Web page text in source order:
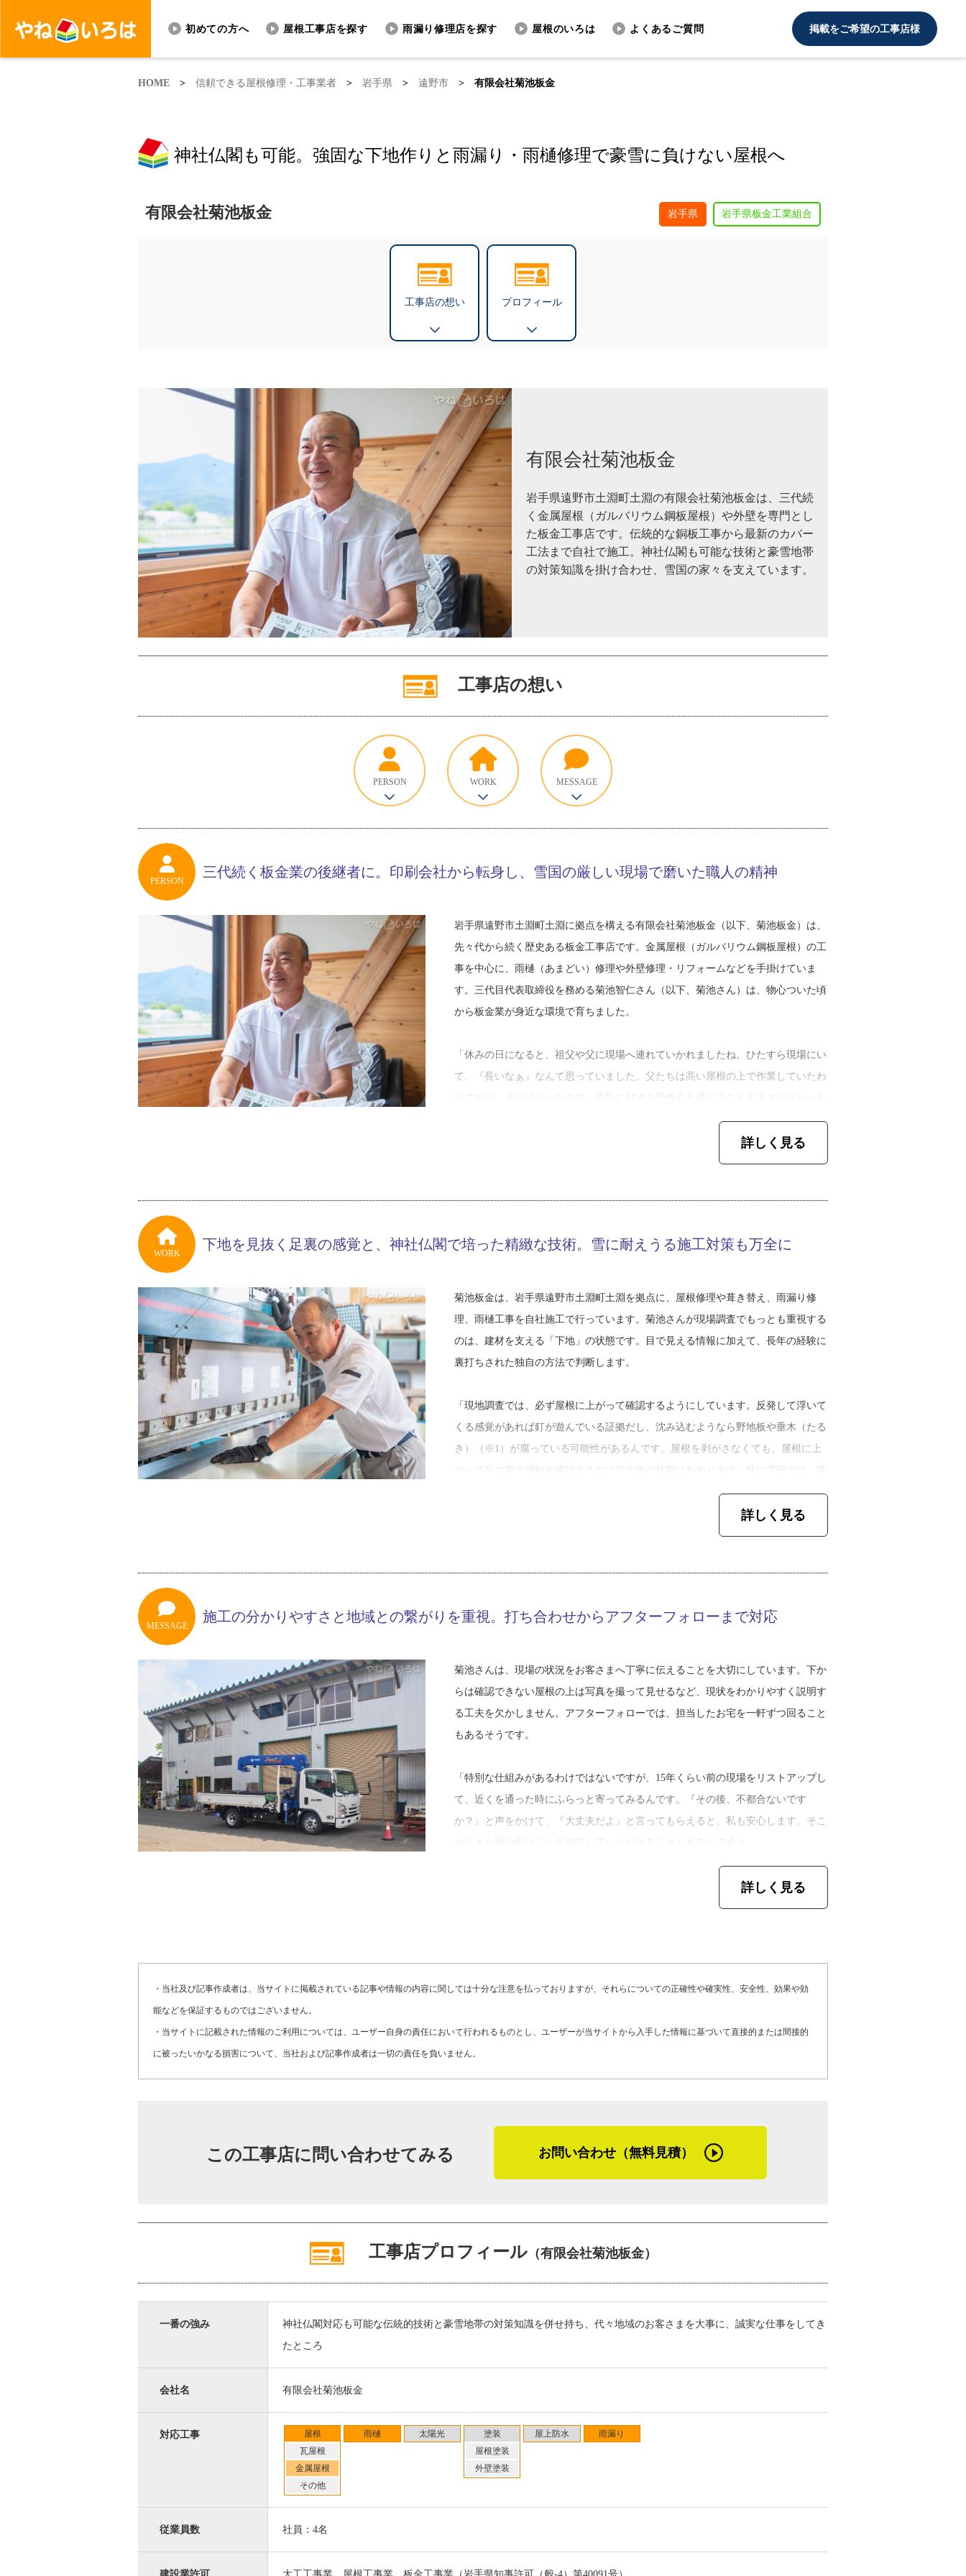
初めての方へ 屋根工事店を探す 雨漏り修理店を探す 屋根のいろは よくあるご質問 掲載をご希望の工事店様
工事店番号 Y03-AZI
HOME > 信頼できる屋根修理・工事業者 > 岩手県 > 遠野市 > 有限会社菊池板金
神社仏閣も可能。強固な下地作りと雨漏り・雨樋修理で豪雪に負けない屋根へ
有限会社菊池板金 岩手県 岩手県板金工業組合
工事店の想い プロフィール
有限会社菊池板金
岩手県遠野市土淵町土淵の有限会社菊池板金は、三代続
く金属屋根（ガルバリウム鋼板屋根）や外壁を専門とし
た板金工事店です。伝統的な銅板工事から最新のカバー
工法まで自社で施工。神社仏閣も可能な技術と豪雪地帯
の対策知識を掛け合わせ、雪国の家々を支えています。
工事店の想い
PERSON WORK MESSAGE
PERSON
三代続く板金業の後継者に。印刷会社から転身し、雪国の厳しい現場で磨いた職人の精神
岩手県遠野市土淵町土淵に拠点を構える有限会社菊池板金（以下、菊池板金）は、
先々代から続く歴史ある板金工事店です。金属屋根（ガルバリウム鋼板屋根）の工
事を中心に、雨樋（あまどい）修理や外壁修理・リフォームなどを手掛けていま
す。三代目代表取締役を務める菊池智仁さん（以下、菊池さん）は、物心ついた頃
から板金業が身近な環境で育ちました。
「休みの日になると、祖父や父に現場へ連れていかれましたね。ひたすら現場にい
て、『長いなぁ』なんて思っていました。父たちは高い屋根の上で作業していたわ
です。中学生ぐらいから段々と内容を理解し、仕事を手伝うようになりました」
手伝いはするものの家業を継ぐつもりはなく、高校を卒業した菊池さんは印刷会社
「勤めていた会社は一日中ずっと工場にいる環境で、自分には向いていなかったん
ました。当初は父だけでなく従業員さんからも技術を教わって、よく叱られました
ね。だけど今まで続けられたのは、屋根だったり雨樋だったり、毎日違う現場へ行
く仕事が性に合っていたんだと思います」
市は降雪量が多い地域です。冬の厳しさは、職人としての忍耐力を問われるもので
した。
「遠野の冬はマイナス20度にもなります。すると、持っているハサミが開かなくな
れがちですが、公共工事は追い込み時期でもあります。過酷な環境のときもあるけ
2019年、菊池さんは代表取締役に就任しました。一時は、長年勤めた従業員が独立
改善を進めてきました。
詳しく見る
WORK
下地を見抜く足裏の感覚と、神社仏閣で培った精緻な技術。雪に耐えうる施工対策も万全に
菊池板金は、岩手県遠野市土淵町土淵を拠点に、屋根修理や葺き替え、雨漏り修
理、雨樋工事を自社施工で行っています。菊池さんが現場調査でもっとも重視する
のは、建材を支える「下地」の状態です。目で見える情報に加えて、長年の経験に
裏打ちされた独自の方法で判断します。
「現地調査では、必ず屋根に上がって確認するようにしています。反発して浮いて
くる感覚があれば釘が遊んでいる証拠だし、沈み込むようなら野地板や垂木（たる
き）（※1）が腐っている可能性があるんです。屋根を剥がさなくても、屋根に上
屋根の施工で気をつけている点を尋ねたところ、完成後には見えなくなってしまう
屋根の上を歩くことで、古い釘が突き破って穴が開くことがあるんです。そういう
が、そこは常に意識していますね」
菊池板金には、神社仏閣の新築および葺き替えに関する依頼も寄せられます。菊池
さんは20代の頃に、神社仏閣専門の職人さんのもとで銅板工事を勉強しました。現
「銅板は気温によって伸縮するので、その動きを計算した特殊な細工が必要です。
幅を持たせつつ、雨を絶対に漏らさないようにする。また、多くの職人が入る現場
では、一人ひとりのやり方が違うので、どうしてもムラが出てしまうんです。それ
えて屋根を守っています。
より落雪防止効果の高い『スノーネット』の設置も提案しています。雨樋修理に関
しても、金具の高さをなるべく低めに取り付けるのが鉄則です。下げすぎると雨水
するなど、施工中の材料管理にも細心の注意を払っているとのこと。そうした小さ
な積み重ねが現場の安全と品質に繋がっています。
※1 垂木・・・屋根の骨組みの一種
詳しく見る
MESSAGE
施工の分かりやすさと地域との繋がりを重視。打ち合わせからアフターフォローまで対応
菊池さんは、現場の状況をお客さまへ丁寧に伝えることを大切にしています。下か
らは確認できない屋根の上は写真を撮って見せるなど、現状をわかりやすく説明す
る工夫を欠かしません。アフターフォローでは、担当したお宅を一軒ずつ回ること
もあるそうです。
「特別な仕組みがあるわけではないですが、15年くらい前の現場をリストアップし
て、近くを通った時にふらっと寄ってみるんです。『その後、不都合ないです
か？』と声をかけて、『大丈夫だよ』と言ってもらえると、私も安心します。そこ
最後に「やねいろは」をご覧になっている、雨漏り修理や金属屋根（ガルバリウム
鋼板屋根）の劣化でお困りのお客さま、そして屋根リフォームや屋根修理を検討し
の打ち合わせから施工まで、一貫して対応しています。どんな些細なことでも構い
す」
幼い頃は、自然のなかで昆虫採集すること、体を動かすことが好きだったと話して
れ続ける菊池板金の強みを感じました。
詳しく見る
・当社及び記事作成者は、当サイトに掲載されている記事や情報の内容に関しては十分な注意を払っておりますが、それらについての正確性や確実性、安全性、効果や効
能などを保証するものではございません。
・当サイトに記載された情報のご利用については、ユーザー自身の責任において行われるものとし、ユーザーが当サイトから入手した情報に基づいて直接的または間接的
に被ったいかなる損害について、当社および記事作成者は一切の責任を負いません。
この工事店に問い合わせてみる お問い合わせ（無料見積）
工事店プロフィール（有限会社菊池板金）
一番の強み
神社仏閣対応も可能な伝統的技術と豪雪地帯の対策知識を併せ持ち、代々地域のお客さまを大事に、誠実な仕事をしてき
たところ
会社名 有限会社菊池板金
対応工事
屋根
瓦屋根
金属屋根
その他
雨樋 太陽光
塗装
屋根塗装
外壁塗装
屋上防水 雨漏り
従業員数 社員：4名